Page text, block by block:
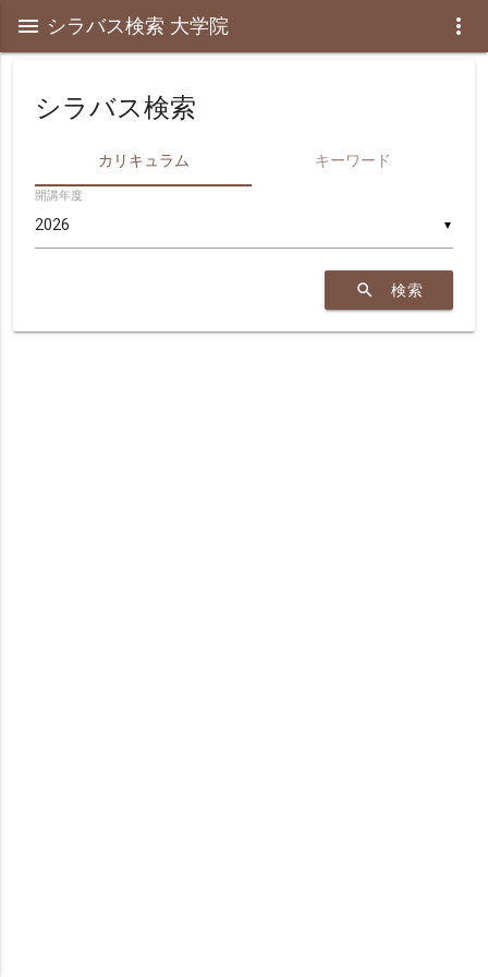
シラバス検索 大学院
menu more_vert
シラバス検索
カリキュラム キーワード
▼
開講年度
search 検索